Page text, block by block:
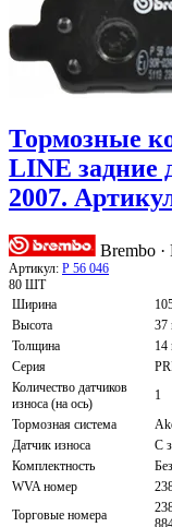
Тормозные
LINE задние
2007.
Brembo ·
Артикул: P 56 046
80 ШТ
Ширина
Высота
37
Толщина
Серия
Количество датчиков
износа (на ось)
1
Тормозная система
Датчик износа
С
Комплектность
WVA номер
Торговые номера